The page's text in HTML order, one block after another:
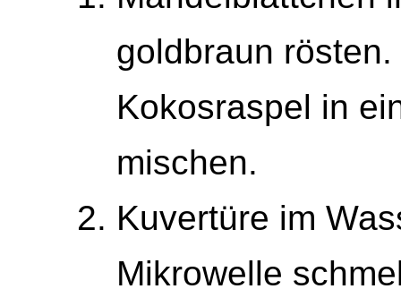
goldbraun
Kokosraspel in
mischen.
Kuvertüre im
Mikrowelle